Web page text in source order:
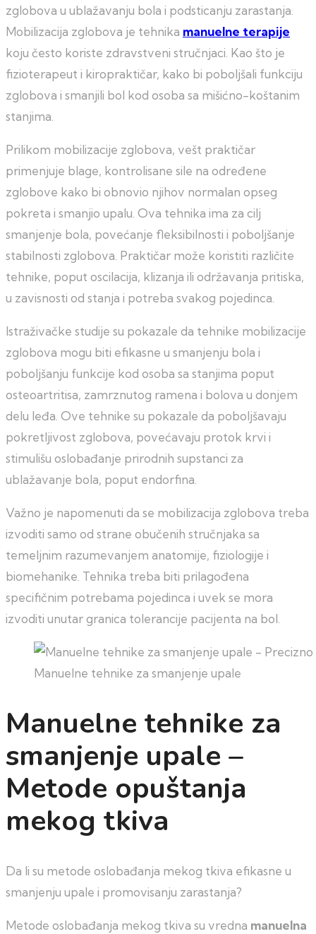
zglobova u ublažavanju bola i podsticanju zarastanja.
Mobilizacija zglobova je tehnika manuelne terapije
koju često koriste zdravstveni stručnjaci. Kao što je
fizioterapeut i kiropraktičar, kako bi poboljšali funkciju
zglobova i smanjili bol kod osoba sa mišićno-koštanim
stanjima.
Prilikom mobilizacije zglobova, vešt praktičar
primenjuje blage, kontrolisane sile na određene
zglobove kako bi obnovio njihov normalan opseg
pokreta i smanjio upalu. Ova tehnika ima za cilj
smanjenje bola, povećanje fleksibilnosti i poboljšanje
stabilnosti zglobova. Praktičar može koristiti različite
tehnike, poput oscilacija, klizanja ili održavanja pritiska,
u zavisnosti od stanja i potreba svakog pojedinca.
Istraživačke studije su pokazale da tehnike mobilizacije
zglobova mogu biti efikasne u smanjenju bola i
poboljšanju funkcije kod osoba sa stanjima poput
osteoartritisa, zamrznutog ramena i bolova u donjem
delu leđa. Ove tehnike su pokazale da poboljšavaju
pokretljivost zglobova, povećavaju protok krvi i
stimulišu oslobađanje prirodnih supstanci za
ublažavanje bola, poput endorfina.
Važno je napomenuti da se mobilizacija zglobova treba
izvoditi samo od strane obučenih stručnjaka sa
temeljnim razumevanjem anatomije, fiziologije i
biomehanike. Tehnika treba biti prilagođena
specifičnim potrebama pojedinca i uvek se mora
izvoditi unutar granica tolerancije pacijenta na bol.
Manuelne tehnike za smanjenje upale
Manuelne tehnike za
smanjenje upale –
Metode opuštanja
mekog tkiva
Da li su metode oslobađanja mekog tkiva efikasne u
smanjenju upale i promovisanju zarastanja?
Metode oslobađanja mekog tkiva su vredna manuelna